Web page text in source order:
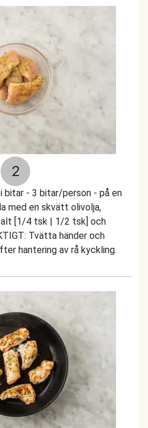
2
bitar - 3 bitar/person - på en
med en skvätt olivolja,
[1/4 tsk | 1/2 tsk] och
Tvätta händer och
hantering av rå kyckling.